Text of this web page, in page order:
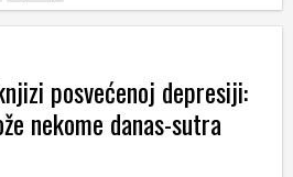
posvećenoj depresiji:
nekome danas-sutra